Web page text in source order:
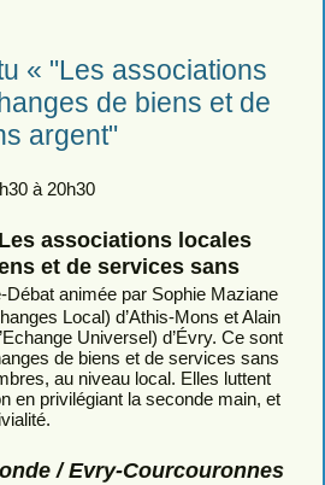
« "Les associations
de biens et de
argent"
à 20h30
associations locales
et de services sans
Débat animée par Sophie Maziane
Local) d’Athis-Mons et Alain
Universel) d’Évry. Ce sont
de biens et de services sans
au niveau local. Elles luttent
en privilégiant la seconde main, et
/ Evry-Courcouronnes